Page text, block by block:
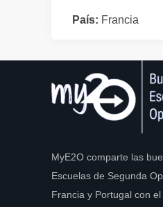
País: Francia
MyE2O comparte las
Escuelas de Segunda
Francia y Portugal con